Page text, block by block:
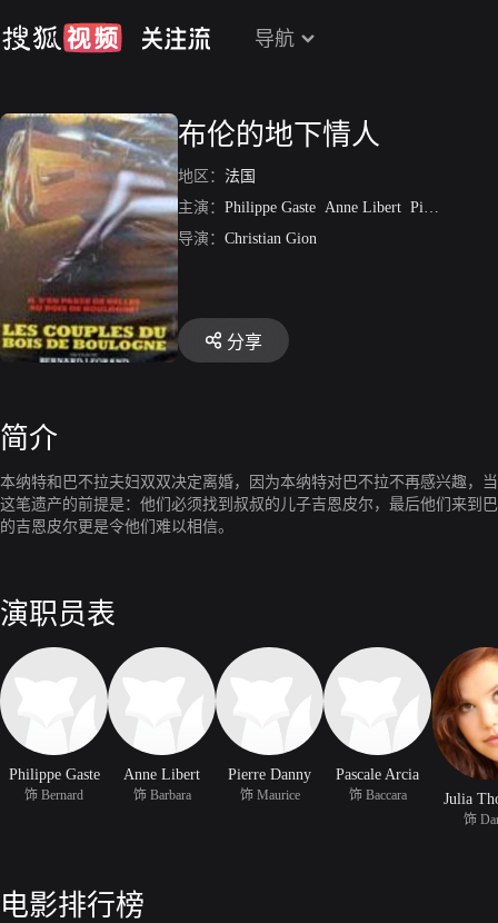
导航
布伦的地下情人
地区： 法国
主演： Philippe Gaste Anne Libert Pierre Danny
导演： Christian Gion
分享
简介
本纳特和巴不拉夫妇双双决定离婚，因为本纳特对巴不拉不再感兴趣，
这笔遗产的前提是：他们必须找到叔叔的儿子吉恩皮尔，最后他们来到
的吉恩皮尔更是令他们难以相信。
演职员表
Philippe Gaste
饰 Bernard
Anne Libert
饰 Barbara
Pierre Danny
饰 Maurice
Pascale Arcia
饰 Baccara Julia
饰
电影排行榜